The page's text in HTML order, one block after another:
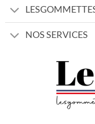
NOS SERVICES